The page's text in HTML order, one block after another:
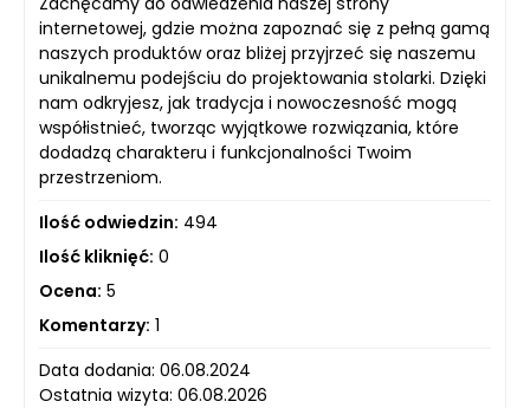
internetowej, gdzie można zapoznać się z pełną gamą
naszych produktów oraz bliżej przyjrzeć się naszemu
unikalnemu podejściu do projektowania stolarki. Dzięki
nam odkryjesz, jak tradycja i nowoczesność mogą
współistnieć, tworząc wyjątkowe rozwiązania, które
dodadzą charakteru i funkcjonalności Twoim
przestrzeniom.
Ilość odwiedzin: 494
Ilość kliknięć: 0
Ocena: 5
Komentarzy: 1
Data dodania: 06.08.2024
Ostatnia wizyta: 06.08.2026